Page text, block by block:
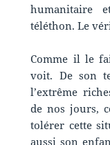
humanitaire
téléthon. Le
Comme il le
voit. De son
l’extrême
de nos jours,
tolérer cette
aussi son